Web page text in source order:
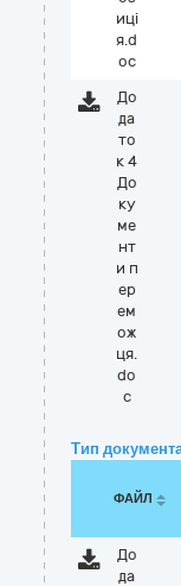
иці
я.d
oc
До
да
то
к 4
До
ку
ме
нт
и п
ер
ем
ож
ця.
do
c
Тип
ФАЙЛ
До
да